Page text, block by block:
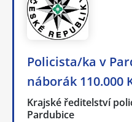
Policista/ka v
náborák 110.000
Krajské ředitelství
Pardubice